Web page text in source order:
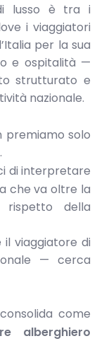
lusso è tra i
i viaggiatori
per la sua
e ospitalità —
strutturato e
nazionale.
premiamo solo
di interpretare
che va oltre la
della
viaggiatore di
— cerca
come
alberghiero